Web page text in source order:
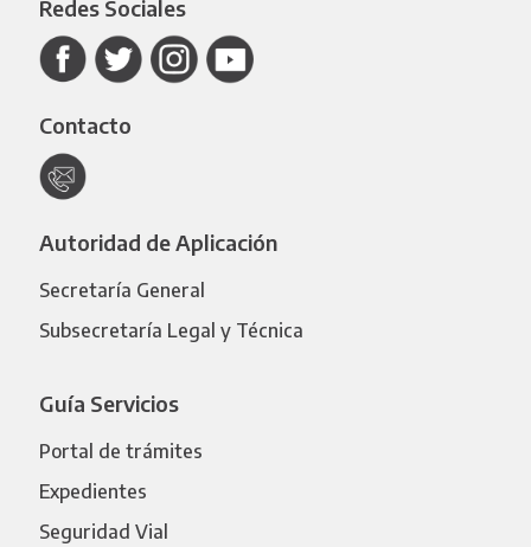
Redes Sociales
Contacto
Autoridad de Aplicación
Secretaría General
Subsecretaría Legal y Técnica
Guía Servicios
Portal de trámites
Expedientes
Seguridad Vial